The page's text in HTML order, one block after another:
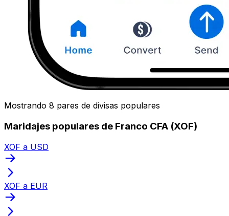
Mostrando 8 pares de divisas populares
Maridajes populares de Franco CFA (XOF)
XOF a USD
XOF a EUR